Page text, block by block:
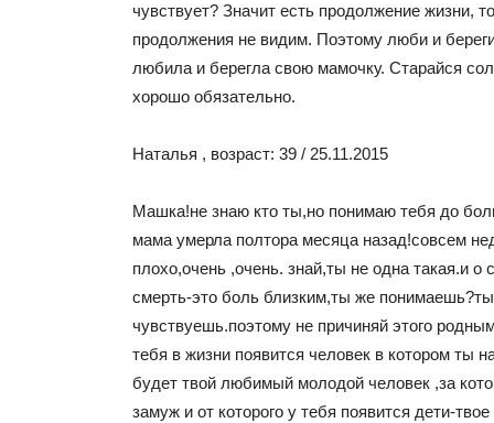
чувствует? Значит есть продолжение жизни,
продолжения не видим. Поэтому люби и
любила и берегла свою мамочку. Старайся
хорошо обязательно.
Наталья , возраст: 39 / 25.11.2015
Машка!не знаю кто ты,но понимаю тебя до
мама умерла полтора месяца назад!совсем
плохо,очень ,очень. знай,ты не одна такая.и о
смерть-это боль близким,ты же
чувствуешь.поэтому не причиняй этого
тебя в жизни появится человек в котором ты
будет твой любимый молодой человек ,за
замуж и от которого у тебя появится дети-